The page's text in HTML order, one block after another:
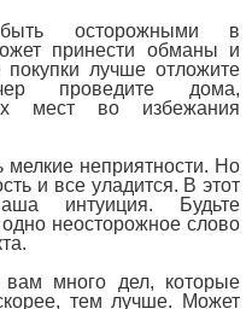
осторожными в
принести обманы и
лучше отложите
проведите дома,
мест во избежания
мелкие неприятности. Но
и все уладится. В этот
интуиция. Будьте
неосторожное слово
много дел, которые
тем лучше. Может